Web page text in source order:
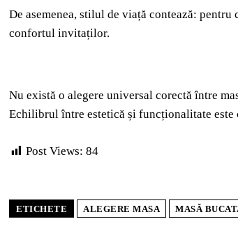
De asemenea, stilul de viață contează:
confortul invitaților.
Nu există o alegere universal corectă între
Echilibrul între estetică și funcționalitate este
Post Views: 84
ETICHETE ALEGERE MASA MASĂ